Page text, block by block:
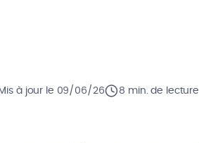
Mis à jour le 09/06/26 8 min. de lecture